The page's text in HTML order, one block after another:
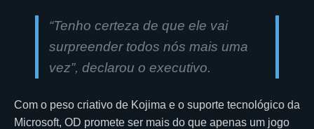
“Tenho certeza de que ele vai
surpreender todos nós mais uma
vez”, declarou o executivo.
Com o peso criativo de Kojima e o suporte tecnológico da
Microsoft, OD promete ser mais do que apenas um jogo